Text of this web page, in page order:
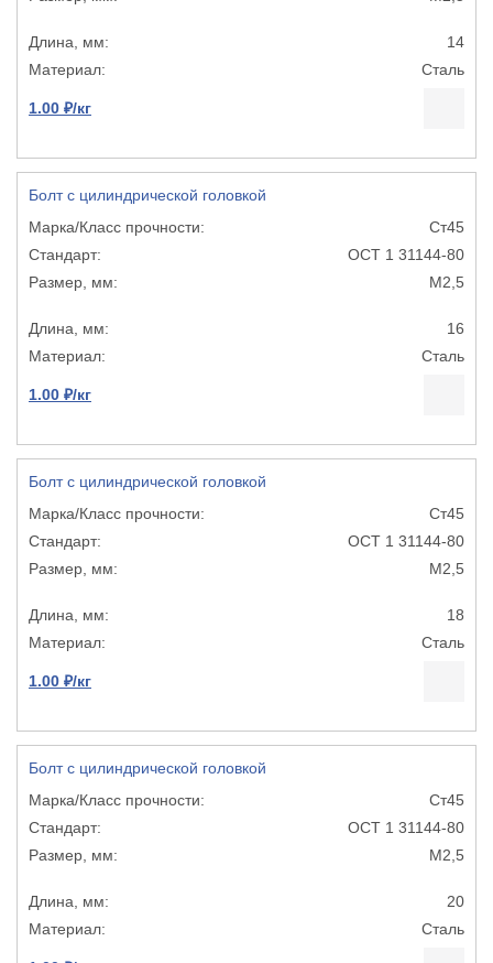
14
Сталь
1.00 ₽/кг
Болт с цилиндрической головкой
Ст45
ОСТ 1 31144-80
М2,5
16
Сталь
1.00 ₽/кг
Болт с цилиндрической головкой
Ст45
ОСТ 1 31144-80
М2,5
18
Сталь
1.00 ₽/кг
Болт с цилиндрической головкой
Ст45
ОСТ 1 31144-80
М2,5
20
Сталь